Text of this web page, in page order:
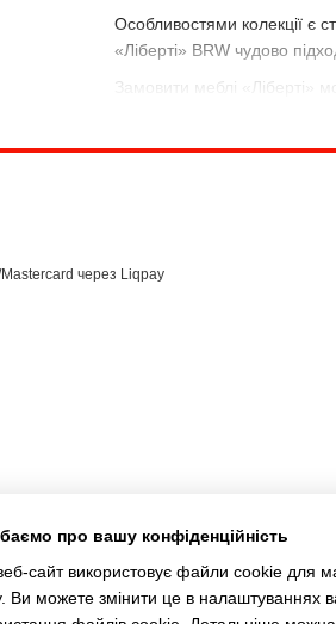
Особливостями колекції є
«Ліберті» BRW чудово
Замовити меблі «Ліберті»
про вашу конфіденційність
сайт використовує файли cookie для
Ви можете змінити це в налаштуваннях